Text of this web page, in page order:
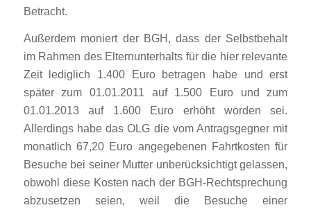
Betracht.
Außerdem moniert der BGH, dass der Selbstbehalt
im Rahmen des Elternunterhalts für die hier relevante
Zeit lediglich 1.400 Euro betragen habe und erst
später zum 01.01.2011 auf 1.500 Euro und zum
01.01.2013 auf 1.600 Euro erhöht worden sei.
Allerdings habe das OLG die vom Antragsgegner mit
monatlich 67,20 Euro angegebenen Fahrtkosten für
Besuche bei seiner Mutter unberücksichtigt gelassen,
obwohl diese Kosten nach der BGH-Rechtsprechung
abzusetzen seien, weil die Besuche einer